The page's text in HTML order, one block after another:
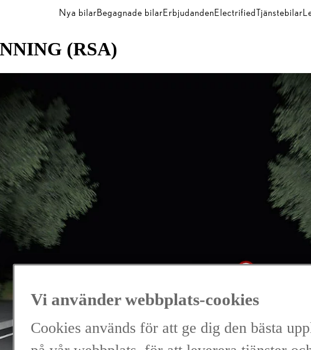
Nya bilarBegagnade bilarErbjudandenElectrifiedTjänstebilar
(RSA)
Vi använder webbplats-cookies
Cookies används för att ge dig den bästa